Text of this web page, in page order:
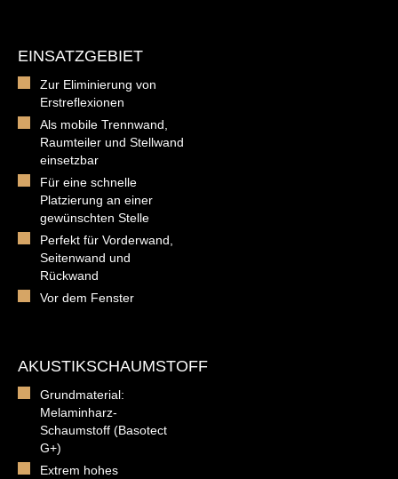
EINSATZGEBIET
Zur Eliminierung von
Erstreflexionen
Als mobile Trennwand,
Raumteiler und Stellwand
einsetzbar
Für eine schnelle
Platzierung an einer
gewünschten Stelle
Perfekt für Vorderwand,
Seitenwand und
Rückwand
Vor dem Fenster
AKUSTIKSCHAUMSTOFF
Grundmaterial:
Melaminharz-
Schaumstoff (Basotect
G+)
Extrem hohes